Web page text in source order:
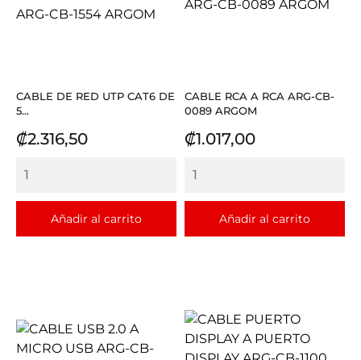
CABLE DE RED UTP CAT6 DE
5...
Precio
₡2.316,50
Añadir al carrito
CABLE RCA A RCA ARG-CB-
0089 ARGOM
Precio
₡1.017,00
Añadir al carrito